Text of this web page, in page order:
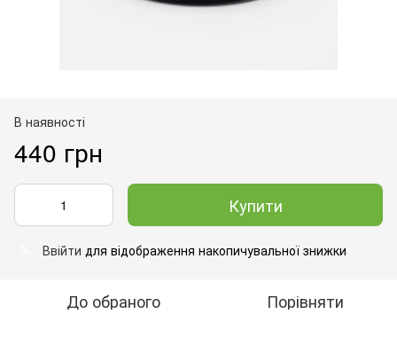
В наявності
440 грн
Купити
Ввійти для відображення накопичувальної знижки
До обраного Порівняти